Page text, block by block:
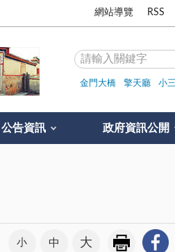
網站導覽 RSS
金門大橋 擎天廳 小
公告資訊 政府資訊公開
小 中 大